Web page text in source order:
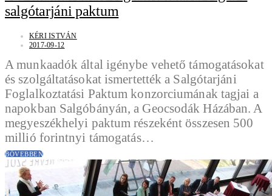
salgótarjáni paktum
KÉRI ISTVÁN
2017-09-12
A munkaadók által igénybe vehető támogatásokat
és szolgáltatásokat ismertették a Salgótarjáni
Foglalkoztatási Paktum konzorciumának tagjai a
napokban Salgóbányán, a Geocsodák Házában. A
megyeszékhelyi paktum részeként összesen 500
millió forintnyi támogatás…
BŐVEBBEN